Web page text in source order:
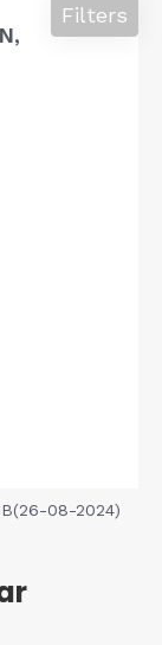
Filters
08-2024)